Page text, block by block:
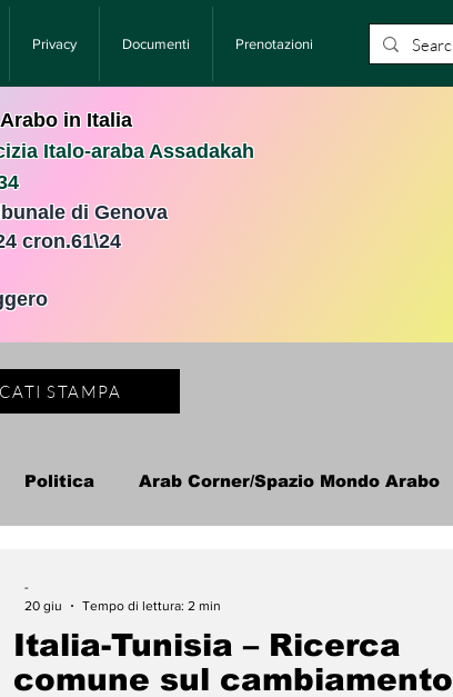
Privacy Documenti Prenotazioni
in Italia
Italo-araba Assadakah
di Genova
cron.61\24
STAMPA
Politica Arab Corner/Spazio Mondo Arabo
Musica Cinema Tradizioni Storia
Italia-Tunisia – Ricerca
comune sul cambiamento
-
20 giu
Tempo di lettura: 2 min